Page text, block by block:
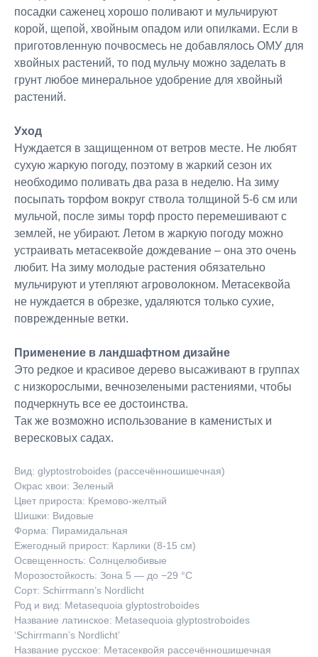
посадки саженец хорошо поливают и мульчируют
корой, щепой, хвойным опадом или опилками. Если в
приготовленную почвосмесь не добавлялось ОМУ для
хвойных растений, то под мульчу можно заделать в
грунт любое минеральное удобрение для хвойный
растений.
Уход
Нуждается в защищенном от ветров месте. Не любят
сухую жаркую погоду, поэтому в жаркий сезон их
необходимо поливать два раза в неделю. На зиму
посыпать торфом вокруг ствола толщиной 5-6 см или
мульчой, после зимы торф просто перемешивают с
землей, не убирают. Летом в жаркую погоду можно
устраивать метасеквойе дождевание – она это очень
любит. На зиму молодые растения обязательно
мульчируют и утепляют агроволокном. Метасеквойа
не нуждается в обрезке, удаляются только сухие,
поврежденные ветки.
Применение в ландшафтном дизайне
Это редкое и красивое дерево высаживают в группах
с низкорослыми, вечнозелеными растениями, чтобы
подчеркнуть все ее достоинства.
Так же возможно использование в каменистых и
вересковых садах.
Вид: glyptostroboides (рассечённошишечная)
Окрас хвои: Зеленый
Цвет прироста: Кремово-желтый
Шишки: Видовые
Форма: Пирамидальная
Ежегодный прирост: Карлики (8-15 см)
Освещенность: Солнцелюбивые
Морозостойкость: Зона 5 — до −29 °C
Сорт: Schirrmann’s Nordlicht
Род и вид: Metasequoia glyptostroboides
Название латинское: Metasequoia glyptostroboides
‘Schirrmann’s Nordlicht’
Название русское: Метасеквойя рассечённошишечная